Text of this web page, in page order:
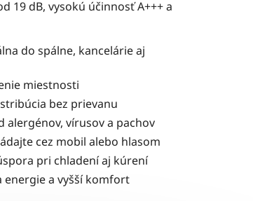
19 dB, vysokú účinnosť A+++ a
do spálne, kancelárie aj
miestnosti
bez prievanu
alergénov, vírusov a pachov
cez mobil alebo hlasom
pri chladení aj kúrení
energie a vyšší komfort